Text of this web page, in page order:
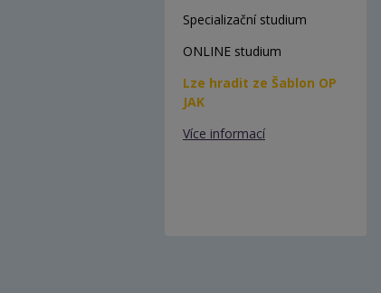
Specializační studium
ONLINE studium
Lze hradit ze Šablon OP
JAK
Více informací